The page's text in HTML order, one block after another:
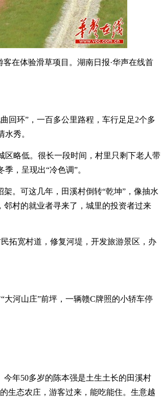
在体验滑草项目。 湖南日报·华声在线首
回环”，一百多公里路程，车行足足2个多
秀。
区略低。很长一段时间，村里只剩下老人带
，呈现出“冷色调”。
。可这几年，田溪村倒转“乾坤”，像抽水
村的就业者寻来了，城里的投资者过来
拓宽村道，修复河堤，开发旅游景区，办
大河山庄”前坪，一辆赣C牌照的小轿车停
年50多岁的陈本强是土生土长的田溪村
生态农庄，游客过来，能吃能住。生意越